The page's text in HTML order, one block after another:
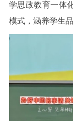
学思政教育一体
模式，涵养学生